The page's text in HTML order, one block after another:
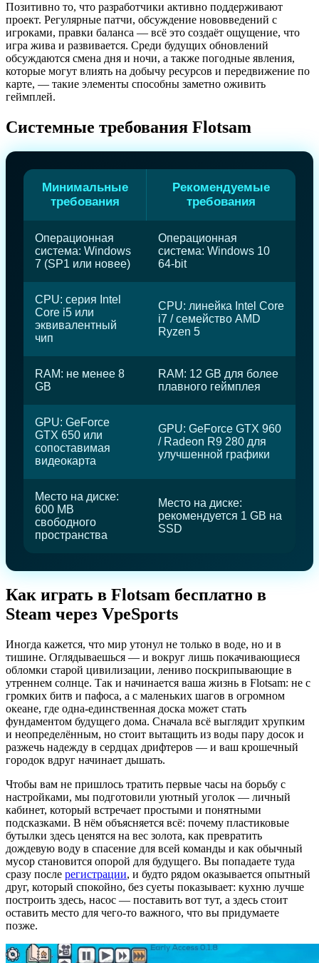
Позитивно то, что разработчики активно поддерживают
проект. Регулярные патчи, обсуждение нововведений с
игроками, правки баланса — всё это создаёт ощущение, что
игра жива и развивается. Среди будущих обновлений
обсуждаются смена дня и ночи, а также погодные явления,
которые могут влиять на добычу ресурсов и передвижение по
карте, — такие элементы способны заметно оживить
геймплей.
Системные требования Flotsam
Минимальные
требования
Рекомендуемые
требования
Операционная
система: Windows
7 (SP1 или новее)
Операционная
система: Windows 10
64-bit
CPU: серия Intel
Core i5 или
эквивалентный
чип
CPU: линейка Intel Core
i7 / семейство AMD
Ryzen 5
RAM: не менее 8
GB
RAM: 12 GB для более
плавного геймплея
GPU: GeForce
GTX 650 или
сопоставимая
видеокарта
GPU: GeForce GTX 960
/ Radeon R9 280 для
улучшенной графики
Место на диске:
600 MB
свободного
пространства
Место на диске:
рекомендуется 1 GB на
SSD
Как играть в Flotsam бесплатно в
Steam через VpeSports
Иногда кажется, что мир утонул не только в воде, но и в
тишине. Оглядываешься — и вокруг лишь покачивающиеся
обломки старой цивилизации, лениво поскрипывающие в
утреннем солнце. Так и начинается ваша жизнь в Flotsam: не с
громких битв и пафоса, а с маленьких шагов в огромном
океане, где одна‑единственная доска может стать
фундаментом будущего дома. Сначала всё выглядит хрупким
и неопределённым, но стоит вытащить из воды пару досок и
разжечь надежду в сердцах дрифтеров — и ваш крошечный
городок вдруг начинает дышать.
Чтобы вам не пришлось тратить первые часы на борьбу с
настройками, мы подготовили уютный уголок — личный
кабинет, который встречает простыми и понятными
подсказками. В нём объясняется всё: почему пластиковые
бутылки здесь ценятся на вес золота, как превратить
дождевую воду в спасение для всей команды и как обычный
мусор становится опорой для будущего. Вы попадаете туда
сразу после регистрации, и будто рядом оказывается опытный
друг, который спокойно, без суеты показывает: кухню лучше
построить здесь, насос — поставить вот тут, а здесь стоит
оставить место для чего‑то важного, что вы придумаете
позже.